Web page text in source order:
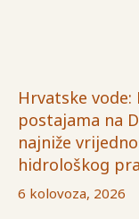
Hrvatske
postajama na
najniže
hidrološkog
6 kolovoza, 2026